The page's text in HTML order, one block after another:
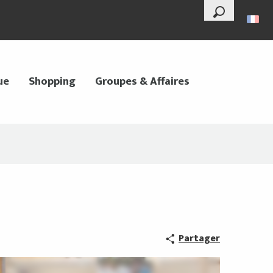
--°
Recherche
Shopping Groupes & Affaires
Partager